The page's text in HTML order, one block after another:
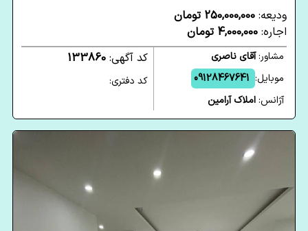
ودیعه: 250,000,000 تومان
اجاره: 4,000,000 تومان
مشاور:آقای ناصری
موبایل: 09128467641
آژانس:املاک آرامین
کد آگهی: 133860
کد دفتری: